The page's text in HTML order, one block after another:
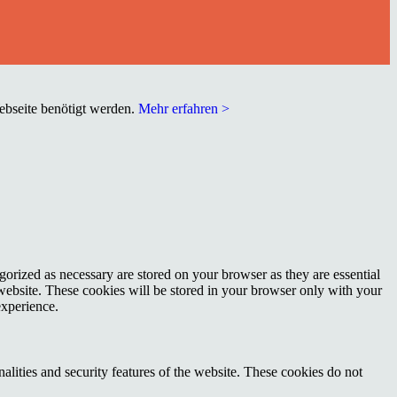
benötigt werden. Mehr erfahren >
as necessary are stored on your browser as they are essential
These cookies will be stored in your browser only with your
and security features of the website. These cookies do not